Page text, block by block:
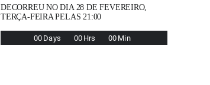
DECORREU NO DIA 28 DE FEVEREIRO,
TERÇA-FEIRA PELAS 21:00
00 Days 00 Hrs 00 Min